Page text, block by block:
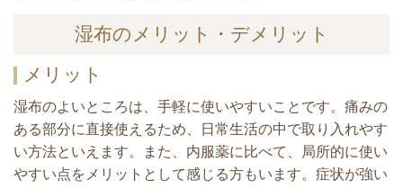
湿布のメリット・デメリット
メリット
湿布のよいところは、手軽に使いやすいことです。痛みの
ある部分に直接使えるため、日常生活の中で取り入れやす
い方法といえます。
また、内服薬に比べて、局所的に使い
やすい点をメリットとして感じる方もいます。 症状が強い